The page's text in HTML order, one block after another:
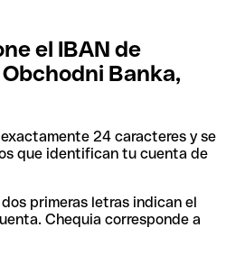
el IBAN de
Banka,
24 caracteres y se
que identifican tu cuenta de
dos primeras letras indican el
Chequia corresponde a